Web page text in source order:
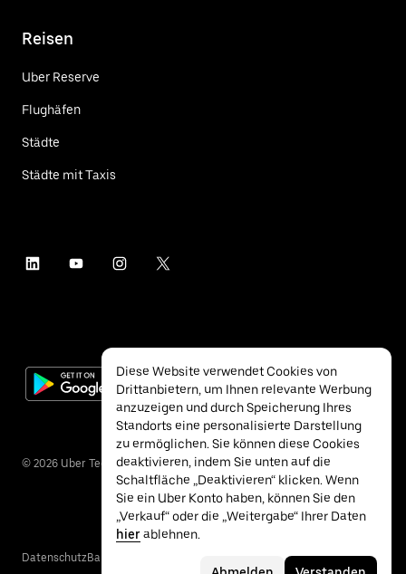
Reisen
Uber Reserve
Flughäfen
Städte
Städte mit Taxis
© 2026 Uber Technologies Inc.
DatenschutzBarrierefreiheit
Diese Website verwendet Cookies von
Drittanbietern, um Ihnen relevante Werbung
anzuzeigen und durch Speicherung Ihres
Standorts eine personalisierte Darstellung
zu ermöglichen. Sie können diese Cookies
deaktivieren, indem Sie unten auf die
Schaltfläche „Deaktivieren“ klicken. Wenn
Sie ein Uber Konto haben, können Sie den
„Verkauf“ oder die „Weitergabe“ Ihrer Daten
hierablehnen.